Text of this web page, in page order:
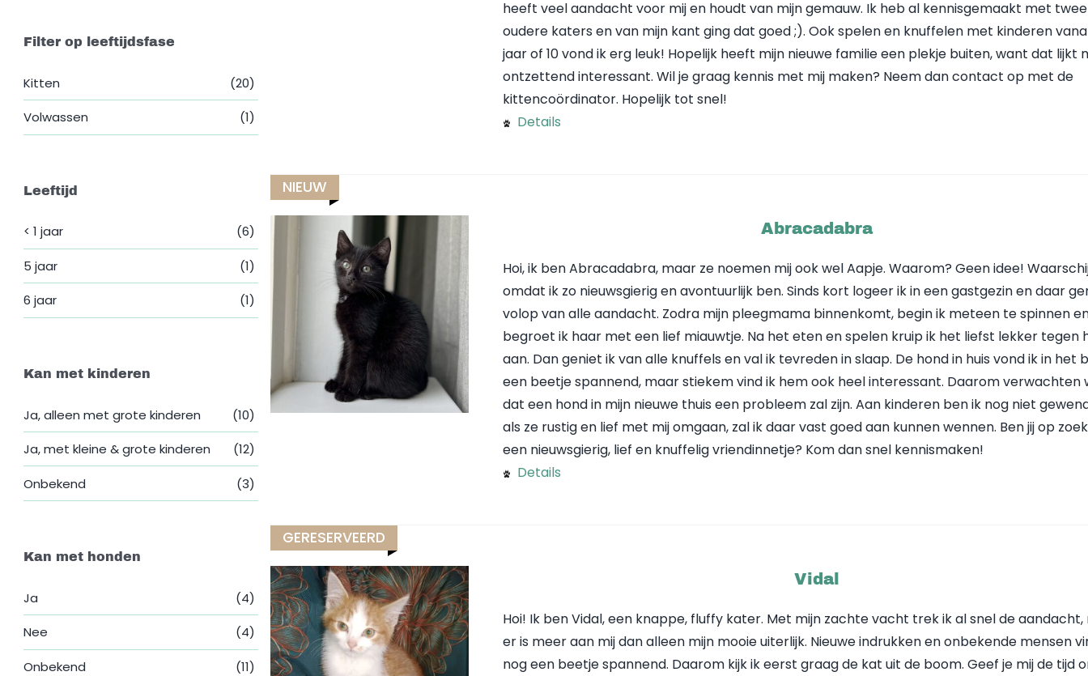
Filter op leeftijdsfase
Kitten (20)
Volwassen (1)
Leeftijd
< 1 jaar (6)
5 jaar (1)
6 jaar (1)
Kan met kinderen
Ja, alleen met grote kinderen (10)
Ja, met kleine & grote kinderen (12)
Onbekend (3)
Kan met honden
Ja (4)
Nee (4)
Onbekend (11)
heeft veel aandacht voor mij en houdt van mijn gemauw. Ik heb al kennisgemaakt met twee
oudere katers en van mijn kant ging dat goed ;). Ook spelen en knuffelen met kinderen
jaar of 10 vond ik erg leuk! Hopelijk heeft mijn nieuwe familie een plekje buiten, want dat lijkt
ontzettend interessant. Wil je graag kennis met mij maken? Neem dan contact op met de
kittencoördinator. Hopelijk tot snel!
Details
NIEUW
Abracadabra
Hoi, ik ben Abracadabra, maar ze noemen mij ook wel Aapje. Waarom? Geen idee!
omdat ik zo nieuwsgierig en avontuurlijk ben. Sinds kort logeer ik in een gastgezin en daar
volop van alle aandacht. Zodra mijn pleegmama binnenkomt, begin ik meteen te spinnen
begroet ik haar met een lief miauwtje. Na het eten en spelen kruip ik het liefst lekker tegen
aan. Dan geniet ik van alle knuffels en val ik tevreden in slaap. De hond in huis vond ik in het
een beetje spannend, maar stiekem vind ik hem ook heel interessant. Daarom verwachten
dat een hond in mijn nieuwe thuis een probleem zal zijn. Aan kinderen ben ik nog niet
als ze rustig en lief met mij omgaan, zal ik daar vast goed aan kunnen wennen. Ben jij op
een nieuwsgierig, lief en knuffelig vriendinnetje? Kom dan snel kennismaken!
Details
GERESERVEERD
Vidal
Hoi! Ik ben Vidal, een knappe, fluffy kater. Met mijn zachte vacht trek ik al snel de
er is meer aan mij dan alleen mijn mooie uiterlijk. Nieuwe indrukken en onbekende mensen
nog een beetje spannend. Daarom kijk ik eerst graag de kat uit de boom. Geef je mij de tijd